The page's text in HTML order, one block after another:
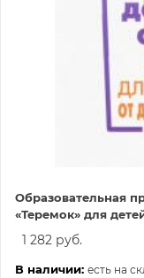
Образовательная
«Теремок» для
1 282 руб.
В наличии: есть на